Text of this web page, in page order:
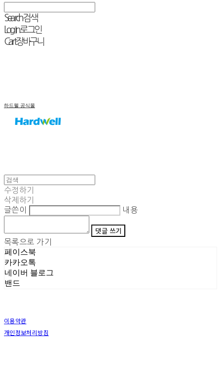
Search검색
Log In로그인
Cart장바구니
하드웰 공식몰
수정하기
삭제하기
글쓴이
내용
댓글 쓰기
목록으로 가기
페이스북
카카오톡
네이버 블로그
밴드
이용약관
개인정보처리방침